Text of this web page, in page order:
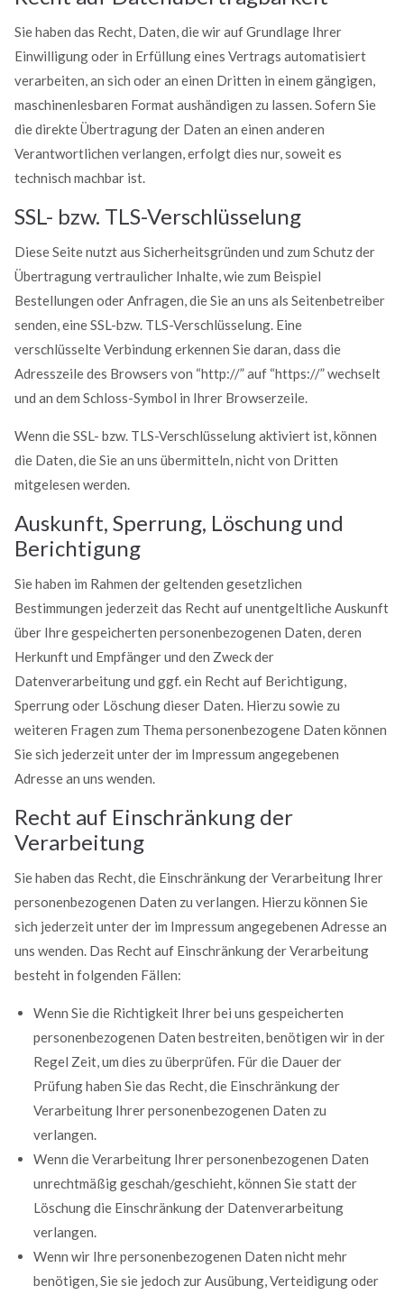
Sie haben das Recht, Daten, die wir auf Grundlage Ihrer
Einwilligung oder in Erfüllung eines Vertrags automatisiert
verarbeiten, an sich oder an einen Dritten in einem gängigen,
maschinenlesbaren Format aushändigen zu lassen. Sofern Sie
die direkte Übertragung der Daten an einen anderen
Verantwortlichen verlangen, erfolgt dies nur, soweit es
technisch machbar ist.
SSL- bzw. TLS-Verschlüsselung
Diese Seite nutzt aus Sicherheitsgründen und zum Schutz der
Übertragung vertraulicher Inhalte, wie zum Beispiel
Bestellungen oder Anfragen, die Sie an uns als Seitenbetreiber
senden, eine SSL-bzw. TLS-Verschlüsselung. Eine
verschlüsselte Verbindung erkennen Sie daran, dass die
Adresszeile des Browsers von “http://” auf “https://” wechselt
und an dem Schloss-Symbol in Ihrer Browserzeile.
Wenn die SSL- bzw. TLS-Verschlüsselung aktiviert ist, können
die Daten, die Sie an uns übermitteln, nicht von Dritten
mitgelesen werden.
Auskunft, Sperrung, Löschung und
Berichtigung
Sie haben im Rahmen der geltenden gesetzlichen
Bestimmungen jederzeit das Recht auf unentgeltliche Auskunft
über Ihre gespeicherten personenbezogenen Daten, deren
Herkunft und Empfänger und den Zweck der
Datenverarbeitung und ggf. ein Recht auf Berichtigung,
Sperrung oder Löschung dieser Daten. Hierzu sowie zu
weiteren Fragen zum Thema personenbezogene Daten können
Sie sich jederzeit unter der im Impressum angegebenen
Adresse an uns wenden.
Recht auf Einschränkung der
Verarbeitung
Sie haben das Recht, die Einschränkung der Verarbeitung Ihrer
personenbezogenen Daten zu verlangen. Hierzu können Sie
sich jederzeit unter der im Impressum angegebenen Adresse an
uns wenden. Das Recht auf Einschränkung der Verarbeitung
besteht in folgenden Fällen:
Wenn Sie die Richtigkeit Ihrer bei uns gespeicherten
personenbezogenen Daten bestreiten, benötigen wir in der
Regel Zeit, um dies zu überprüfen. Für die Dauer der
Prüfung haben Sie das Recht, die Einschränkung der
Verarbeitung Ihrer personenbezogenen Daten zu
verlangen.
Wenn die Verarbeitung Ihrer personenbezogenen Daten
unrechtmäßig geschah/geschieht, können Sie statt der
Löschung die Einschränkung der Datenverarbeitung
verlangen.
Wenn wir Ihre personenbezogenen Daten nicht mehr
benötigen, Sie sie jedoch zur Ausübung, Verteidigung oder